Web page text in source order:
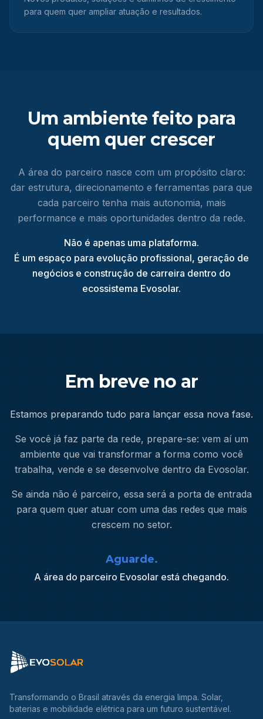
para quem quer ampliar atuação e resultados.
Um ambiente feito para
quem quer crescer
A área do parceiro nasce com um propósito claro:
dar estrutura, direcionamento e ferramentas para que
cada parceiro tenha mais autonomia, mais
performance e mais oportunidades dentro da rede.
Não é apenas uma plataforma.
É um espaço para evolução profissional, geração de
negócios e construção de carreira dentro do
ecossistema Evosolar.
Em breve no ar
Estamos preparando tudo para lançar essa nova fase.
Se você já faz parte da rede, prepare-se: vem aí um
ambiente que vai transformar a forma como você
trabalha, vende e se desenvolve dentro da Evosolar.
Se ainda não é parceiro, essa será a porta de entrada
para quem quer atuar com uma das redes que mais
crescem no setor.
Aguarde.
A área do parceiro Evosolar está chegando.
Transformando o Brasil através da energia limpa. Solar,
baterias e mobilidade elétrica para um futuro sustentável.